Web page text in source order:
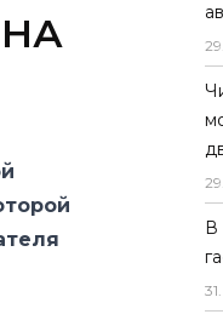
29
29
В
31.